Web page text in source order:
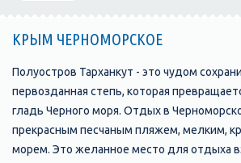
КРЫМ ЧЕРНОМОРСКОЕ
Полуостров Тарханкут - это чудом
первозданная степь, которая
гладь Черного моря. Отдых в
прекрасным песчаным пляжем, мелким,
морем. Это желанное место для отдыха